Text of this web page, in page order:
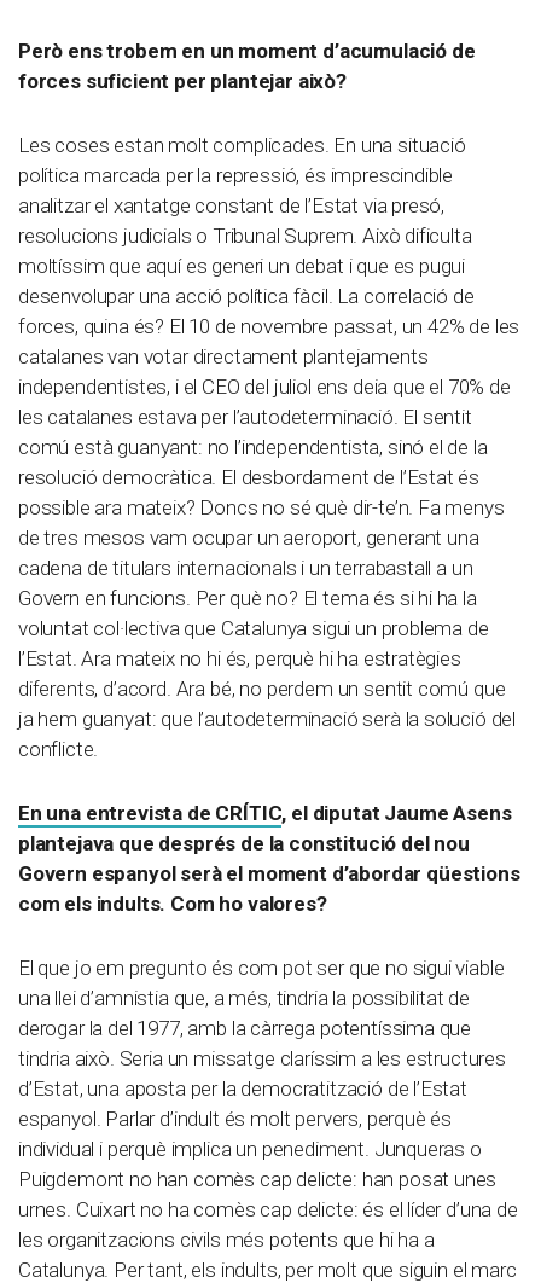
Però ens trobem en un moment d’acumulació de
forces suficient per plantejar això?
Les coses estan molt complicades. En una situació
política marcada per la repressió, és imprescindible
analitzar el xantatge constant de l’Estat via presó,
resolucions judicials o Tribunal Suprem. Això dificulta
moltíssim que aquí es generi un debat i que es pugui
desenvolupar una acció política fàcil. La correlació de
forces, quina és? El 10 de novembre passat, un 42% de les
catalanes van votar directament plantejaments
independentistes, i el CEO del juliol ens deia que el 70% de
les catalanes estava per l’autodeterminació. El sentit
comú està guanyant: no l’independentista, sinó el de la
resolució democràtica. El desbordament de l’Estat és
possible ara mateix? Doncs no sé què dir-te’n. Fa menys
de tres mesos vam ocupar un aeroport, generant una
cadena de titulars internacionals i un terrabastall a un
Govern en funcions. Per què no? El tema és si hi ha la
voluntat col·lectiva que Catalunya sigui un problema de
l’Estat. Ara mateix no hi és, perquè hi ha estratègies
diferents, d’acord. Ara bé, no perdem un sentit comú que
ja hem guanyat: que l’autodeterminació serà la solució del
conflicte.
En una entrevista de CRÍTIC, el diputat Jaume Asens
plantejava que després de la constitució del nou
Govern espanyol serà el moment d’abordar qüestions
com els indults. Com ho valores?
El que jo em pregunto és com pot ser que no sigui viable
una llei d’amnistia que, a més, tindria la possibilitat de
derogar la del 1977, amb la càrrega potentíssima que
tindria això. Seria un missatge claríssim a les estructures
d’Estat, una aposta per la democratització de l’Estat
espanyol. Parlar d’indult és molt pervers, perquè és
individual i perquè implica un penediment. Junqueras o
Puigdemont no han comès cap delicte: han posat unes
urnes. Cuixart no ha comès cap delicte: és el líder d’una de
les organitzacions civils més potents que hi ha a
Catalunya. Per tant, els indults, per molt que siguin el marc